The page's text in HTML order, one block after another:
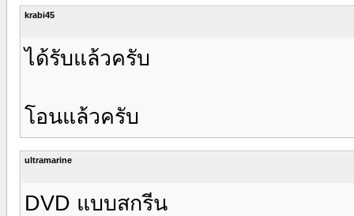
krabi45
ได้รับแล้วครับ
โอนแล้วครับ
ultramarine
DVD แบบสกรีน